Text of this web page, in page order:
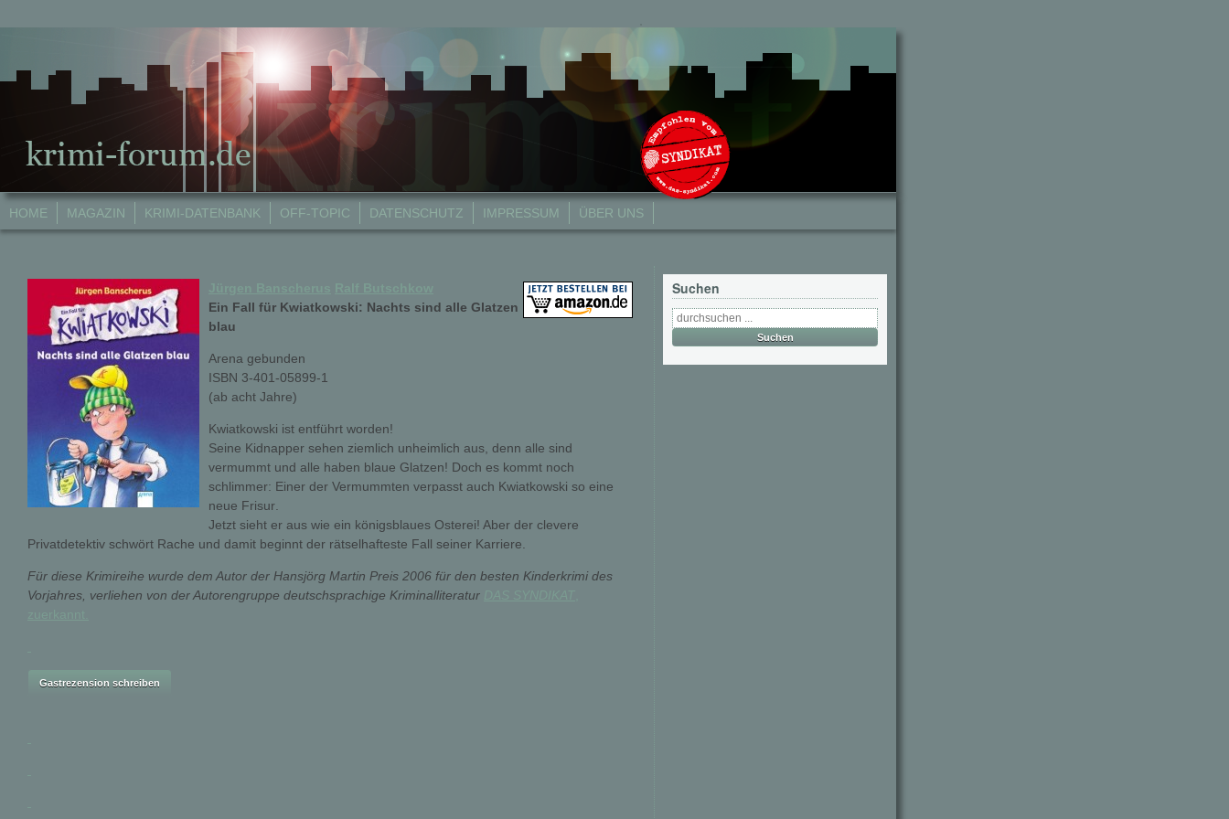
HOME MAGAZIN KRIMI-DATENBANK OFF-TOPIC DATENSCHUTZ IMPRESSUM ÜBER UNS
Ein Fall für Kwiatkowski: Nachts sind alle Glatzen
blau
Arena gebunden
ISBN 3-401-05899-1
(ab acht Jahre)
Kwiatkowski ist entführt worden!
Seine Kidnapper sehen ziemlich unheimlich aus, denn alle sind
vermummt und alle haben blaue Glatzen! Doch es kommt noch
schlimmer: Einer der Vermummten verpasst auch Kwiatkowski so eine
neue Frisur.
Jetzt sieht er aus wie ein königsblaues Osterei! Aber der clevere
Privatdetektiv schwört Rache und damit beginnt der rätselhafteste Fall seiner Karriere.
Für diese Krimireihe wurde dem Autor der Hansjörg Martin Preis 2006 für den besten Kinderkrimi des
Vorjahres, verliehen von der Autorengruppe deutschsprachige Kriminalliteratur
Suchen